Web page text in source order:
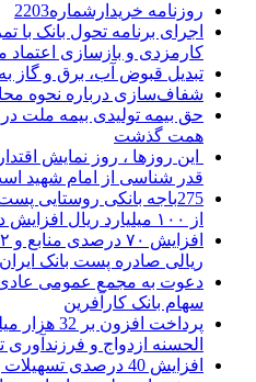
روزنامه خریدارشماره2203
اجرای برنامه تحول بانک با
کارمزدی و بازسازی اعتماد
تبدیل قبوض آب، برق و گاز به
شفاف‌سازی درباره نحوه
همت گذشت
این روزها ، روز نمایش
قدر شناسی از امام شهید
275باجه بانکی روستایی
از ۱۰۰ میلیارد ریال افزایش دادند
ریالی صادره پست بانک ایران
دعوت به مجمع عمومی عادی
سهام بانک کارآفرین
پرداخت
الحسنه ازدواج و
افزایش 40 درصدی